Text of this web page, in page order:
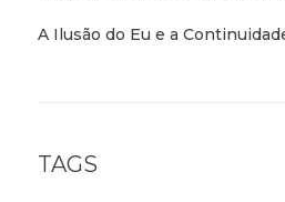
A Ilusão do Eu e a
TAGS